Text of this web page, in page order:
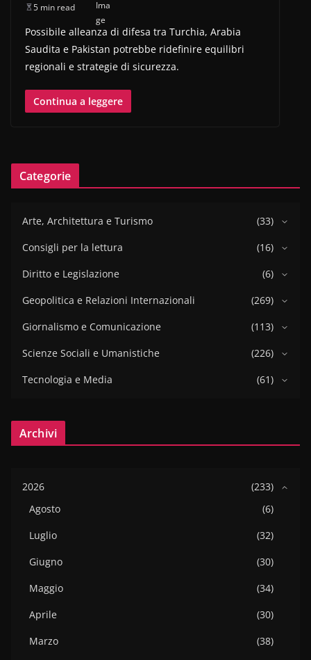
5 min read
Possibile alleanza di difesa tra Turchia, Arabia
Saudita e Pakistan potrebbe ridefinire equilibri
regionali e strategie di sicurezza.
Continua a leggere
Categorie
Arte, Architettura e Turismo
(33)
Consigli per la lettura
(16)
Diritto e Legislazione
(6)
Geopolitica e Relazioni Internazionali
(269)
Giornalismo e Comunicazione
(113)
Scienze Sociali e Umanistiche
(226)
Tecnologia e Media
(61)
Archivi
2026
(233)
Agosto
(6)
Luglio
(32)
Giugno
(30)
Maggio
(34)
Aprile
(30)
Marzo
(38)